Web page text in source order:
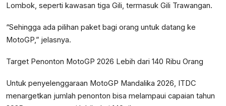
Lombok, seperti kawasan tiga Gili, termasuk Gili Trawangan.
“Sehingga ada pilihan paket bagi orang untuk datang ke
MotoGP,” jelasnya.
Target Penonton MotoGP 2026 Lebih dari 140 Ribu Orang
Untuk penyelenggaraan MotoGP Mandalika 2026, ITDC
menargetkan jumlah penonton bisa melampaui capaian tahun